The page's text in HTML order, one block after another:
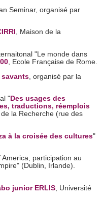
Seminar, organisé par
, Maison de la
"Le monde dans
, Ecole Française de Rome.
, organisé par la
"Des usages des
traductions, réemplois
la Recherche (rue des
à la croisée des cultures"
participation au
(Dublin, Irlande).
junior ERLIS, Université